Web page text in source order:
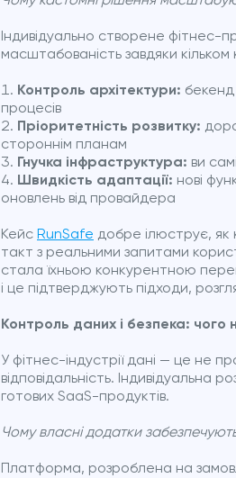
Індивідуально створене фітнес-
масштабованість завдяки
Контроль архітектури:
процесів
Пріоритетність розвитку:
стороннім планам
Гнучка інфраструктура: ви
Швидкість адаптації: нові
оновлень від провайдера
Кейс RunSafe добре ілюструє, як
такт з реальними запитами
стала їхньою конкурентною
і це підтверджують підходи,
Контроль даних і безпека: чого
У фітнес-індустрії дані — це не
відповідальність. Індивідуальна
готових SaaS-продуктів.
Чому власні додатки
Платформа, розроблена на